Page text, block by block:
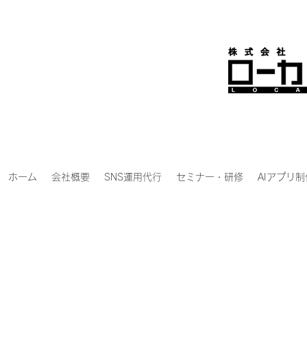
ホーム 会社概要 SNS運用代行 セミナー・研修 AIアプリ制